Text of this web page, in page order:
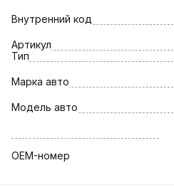
Внутренний код
Артикул
Тип
Марка авто
Модель авто
OEM-номер